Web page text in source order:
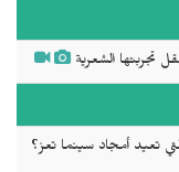
تجربتها الشعرية
تعيد أمجاد سينما تعز؟